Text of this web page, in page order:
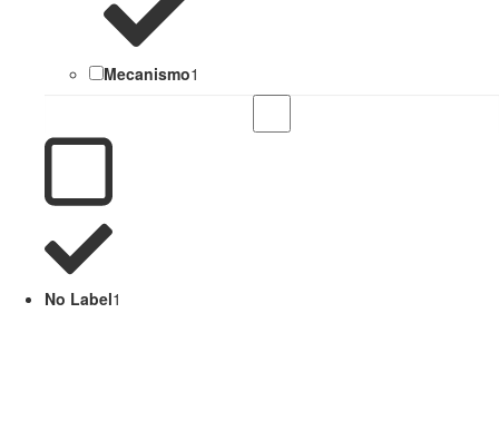
Mecanismo1
No Label1